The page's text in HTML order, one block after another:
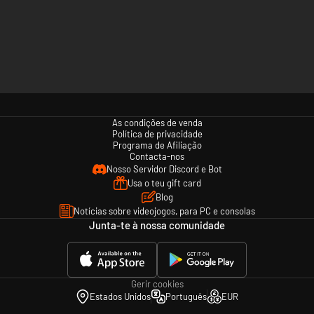
As condições de venda
Política de privacidade
Programa de Afiliação
Contacta-nos
Nosso Servidor Discord e Bot
Usa o teu gift card
Blog
Notícias sobre videojogos, para PC e consolas
Junta-te à nossa comunidade
Gerir cookies
Estados Unidos
Português EUR